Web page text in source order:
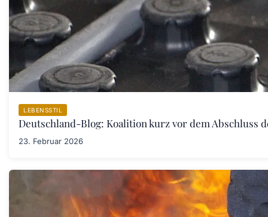
LEBENSSTIL
Deutschland-Blog: Koalition kurz vor dem Abschluss
23. Februar 2026